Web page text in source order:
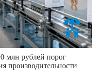
млн рублей порог
производительности